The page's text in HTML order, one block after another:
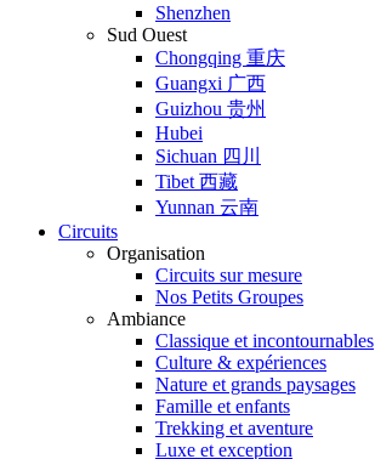
Shenzhen
Sud Ouest
Chongqing 重庆
Guangxi 广西
Guizhou 贵州
Hubei
Sichuan 四川
Tibet 西藏
Yunnan 云南
Circuits
Organisation
Circuits sur mesure
Nos Petits Groupes
Ambiance
Classique et incontournables
Culture & expériences
Nature et grands paysages
Famille et enfants
Trekking et aventure
Luxe et exception